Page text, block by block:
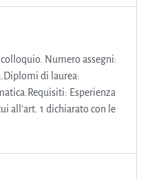
Numero assegni:
di laurea:
Esperienza
all’art. 1 dichiarato con le